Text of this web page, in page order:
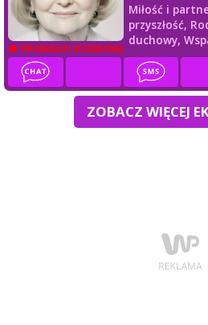
PROWADZI ROZMOWĘ
Miłość i
przyszłość,
duchowy,
ZOBACZ WIĘCEJ